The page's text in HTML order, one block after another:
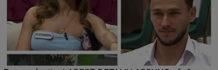
suedeză a ajuns deja în România și s-a filmat din
camera de hotel